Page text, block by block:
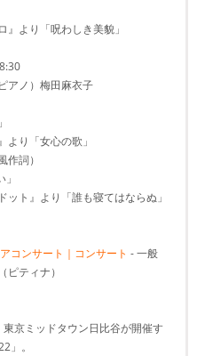
より「呪わしき美貌」
アノ）梅田麻衣子
り「女心の歌」
詞）
ト』より「誰も寝てはならぬ」
コンサート｜コンサート - 一般
ティナ）
京ミッドタウン日比谷が開催す
」。